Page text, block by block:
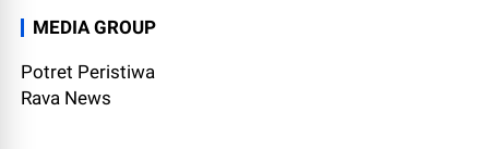
MEDIA GROUP
Potret Peristiwa
Rava News